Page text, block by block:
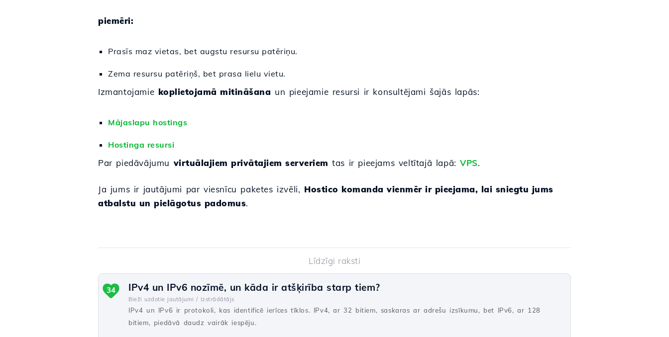
piemēri:
Prasīs maz vietas, bet augstu resursu patēriņu.
Zema resursu patēriņš, bet prasa lielu vietu.
Izmantojamie koplietojamā mitināšana un pieejamie resursi ir konsultējami šajās lapās:
Mājaslapu hostings
Hostinga resursi
Par piedāvājumuvirtuālajiem privātajiem serveriem tas ir pieejams veltītajā lapā:VPS.
Ja jums ir jautājumi par viesnīcu paketes izvēli, Hostico komanda vienmēr ir pieejama, lai sniegtu jums
atbalstu un pielāgotus padomus.
Līdzīgi raksti
IPv4 un IPv6 nozīmē, un kāda ir atšķirība starp tiem?
Bieži uzdotie jautājumi / Izstrādātājs
IPv4 un IPv6 ir protokoli, kas identificē ierīces tīklos. IPv4, ar 32 bitiem, saskaras ar adrešu izsīkumu, bet IPv6, ar 128
bitiem, piedāvā daudz vairāk iespēju.
34